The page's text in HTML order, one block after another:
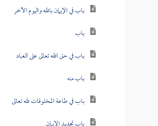
باب في الإيمان بالله واليوم الآخر
باب
باب في حق الله تعالى على العباد
باب منه
باب في طاعة المخلوقات لله تعالى